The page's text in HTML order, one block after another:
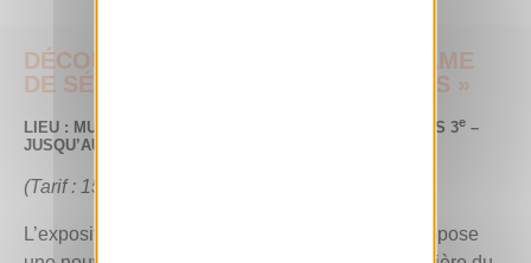
DÉCOUVREZ L'EXPOSITION « MADAME
DE SÉVIGNÉ. LETTRES PARISIENNES »
LIEU : MUSÉE HISTOIRE DE PARIS CARNAVALET, PARIS 3e –
JUSQU’AU 23 AOÛT 2026
(Tarif : 15 €)
L’exposition, construite avec des spécialistes, propose